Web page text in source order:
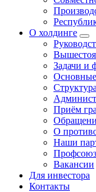
О холдинге
Задачи и
Приём
О
Наши
Профсоюз
Вакансии
Для инвестора
Контакты